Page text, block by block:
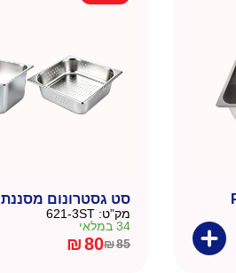
סט גסטרונום מסננת 1/2
מק”ט: 621-3ST
34 במלאי
₪85
המחיר
₪80המחיר